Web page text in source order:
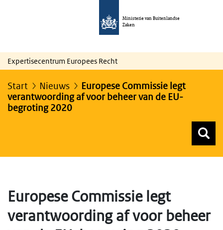
Ministerie van Buitenlandse
Zaken
Expertisecentrum Europees Recht
Start Nieuws
Europese Commissie legt
verantwoording af voor beheer van de EU-
begroting 2020
Europese Commissie legt
verantwoording af voor beheer